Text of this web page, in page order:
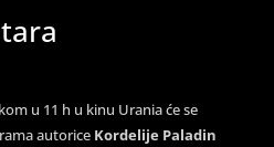
u 11 h u kinu Urania će se
autorice Kordelije Paladin